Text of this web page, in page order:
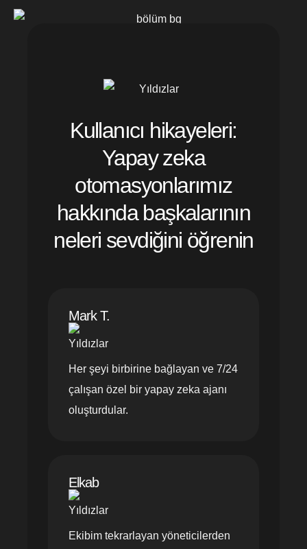
Kullanıcı hikayeleri:
Yapay zeka
otomasyonlarımız
hakkında başkalarının
neleri sevdiğini öğrenin
Mark T.
Her şeyi birbirine bağlayan ve 7/24
çalışan özel bir yapay zeka ajanı
oluşturdular.
Elkab
Ekibim tekrarlayan yöneticilerden